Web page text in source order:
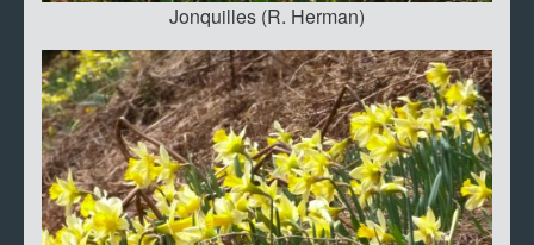
Jonquilles (R. Herman)